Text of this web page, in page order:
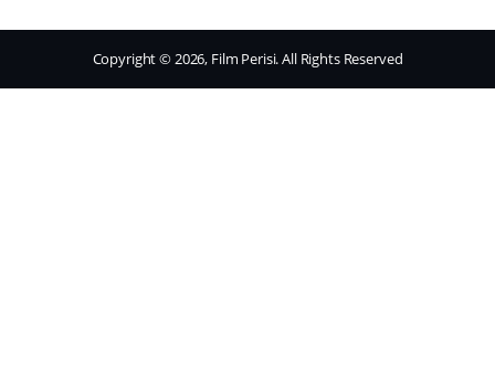
Copyright © 2026, Film Perisi. All Rights Reserved